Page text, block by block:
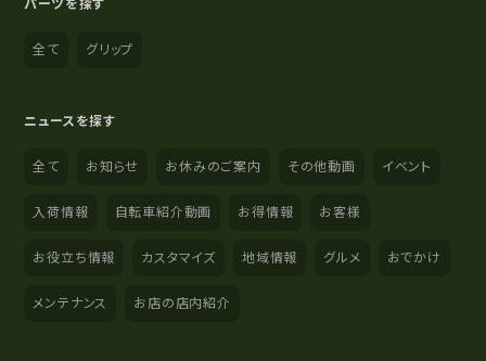
パーツを探す
全て グリップ
ニュースを探す
全て お知らせ お休みのご案内 その他動画 イベント
入荷情報 自転車紹介動画 お得情報 お客様
お役立ち情報 カスタマイズ 地域情報 グルメ おでかけ
メンテナンス お店の店内紹介